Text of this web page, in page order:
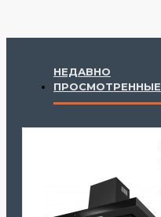
НЕДАВНО
ПРОСМОТРЕННЫЕ